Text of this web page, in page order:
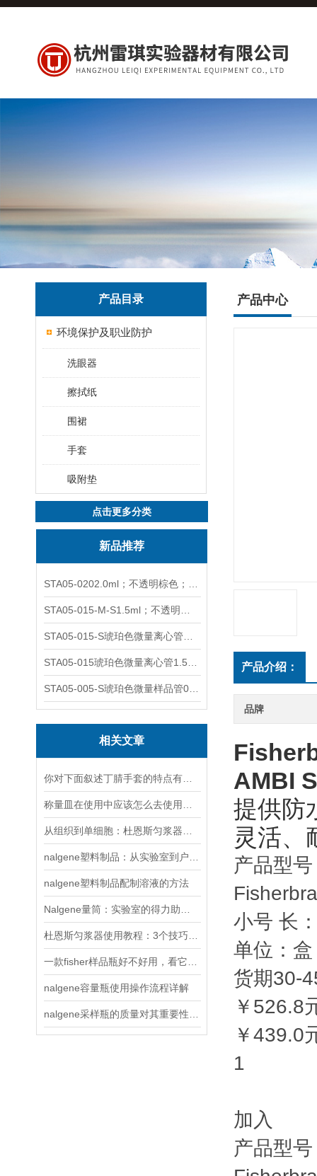
产品目录
环境保护及职业防护
洗眼器
擦拭纸
围裙
手套
吸附垫
点击更多分类
新品推荐
相关文章
nalgene塑料制品配制溶液的方法
nalgene容量瓶使用操作流程详解
产品中心
产品介绍：
品牌
AMBI
提供防
灵活、
产品型
小号 长
单位：
货期30-
￥526.8
￥439.0
1
加入
产品型